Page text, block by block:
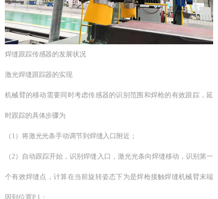
焊缝跟踪传感器的发展状况
激光焊缝跟踪器的实现
机械臂的移动需要同时考虑传感器的识别范围和焊枪的有效跟踪，延
时跟踪的具体步骤为
（1）将激光光条手动调节到焊缝入口附近；
（2）自动跟踪开始，识别焊缝入口，激光光条向焊缝移动，识别第一
个有效焊缝点，计算在当前旋转姿态下为是焊枪接触焊缝机械臂末端
因到位置P 1；